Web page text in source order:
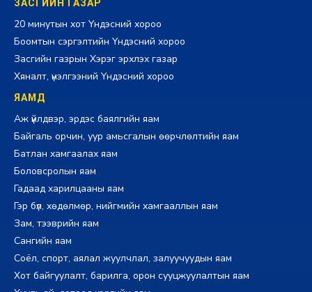
ЗАСГИЙН ГАЗАР
20 минутын хот Үндэсний хороо
Боомтын сэргэлтийн Үндэсний хороо
Засгийн газрын Хэрэг эрхлэх газар
Хяналт, үнэлгээний Үндэсний хороо
ЯАМД
Аж үйлдвэр, эрдэс баялгийн яам
Байгаль орчин, уур амьсгалын өөрчлөлтийн яам
Батлан хамгаалах яам
Боловсролын яам
Гадаад харилцааны яам
Гэр бүл, хөдөлмөр, нийгмийн хамгааллын яам
Зам, тээврийн яам
Сангийн яам
Соёл, спорт, аялал жуулчлал, залуучуудын яам
Хот байгуулалт, барилга, орон сууцжуулалтын яам